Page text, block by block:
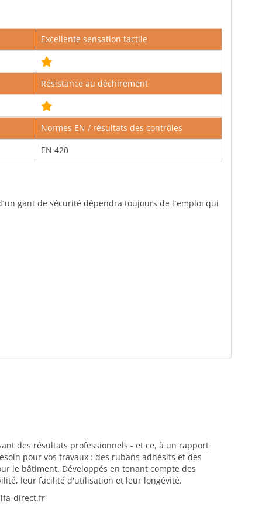
Excellente sensation tactile
Résistance au déchirement
Normes EN / résultats des contrôles
EN 420
gant de sécurité dépendra toujours de l´emploi qui
des résultats professionnels - et ce, à un rapport
pour vos travaux : des rubans adhésifs et des
le bâtiment. Développés en tenant compte des
leur facilité d'utilisation et leur longévité.
direct.fr